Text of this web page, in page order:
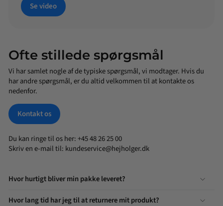
Se video
Ofte stillede spørgsmål
Vi har samlet nogle af de typiske spørgsmål, vi modtager. Hvis du
har andre spørgsmål, er du altid velkommen til at kontakte os
nedenfor.
Kontakt os
Du kan ringe til os her: +45 48 26 25 00
Skriv en e-mail til: kundeservice@hejholger.dk
Hvor hurtigt bliver min pakke leveret?
Hvor lang tid har jeg til at returnere mit produkt?